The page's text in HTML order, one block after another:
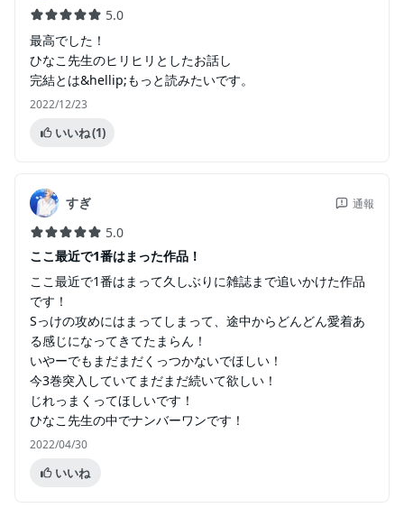
5.0
最高でした！
ひなこ先生のヒリヒリとしたお話し
完結とは&hellip;もっと読みたいです。
2022/12/23
いいね(1)
すぎ 通報
5.0
ここ最近で1番はまった作品！
ここ最近で1番はまって久しぶりに雑誌まで追いかけた作品
です！
Sっけの攻めにはまってしまって、途中からどんどん愛着あ
る感じになってきてたまらん！
いやーでもまだまだくっつかないでほしい！
今3巻突入していてまだまだ続いて欲しい！
じれっまくってほしいです！
ひなこ先生の中でナンバーワンです！
2022/04/30
いいね